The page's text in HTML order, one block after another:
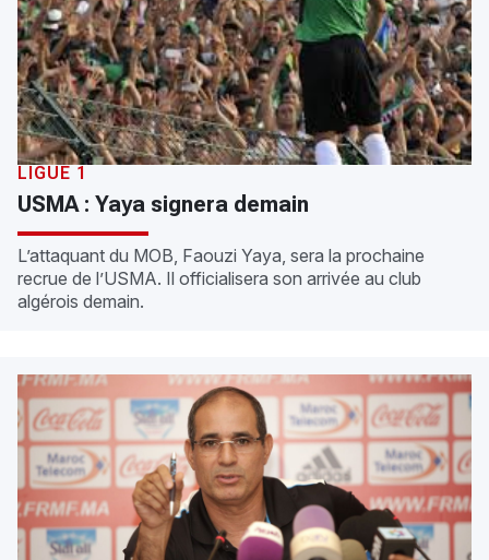
LIGUE 1
USMA : Yaya signera demain
L’attaquant du MOB, Faouzi Yaya, sera la prochaine
recrue de l’USMA. Il officialisera son arrivée au club
algérois demain.